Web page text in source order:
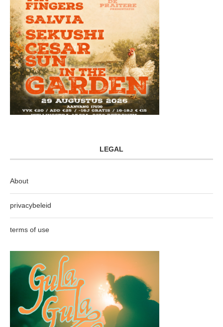
LEGAL
About
privacybeleid
terms of use